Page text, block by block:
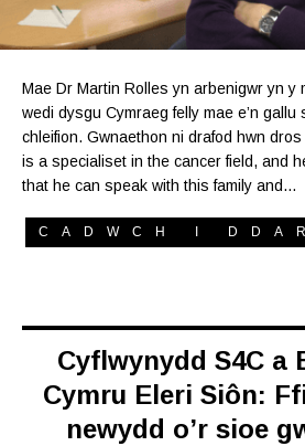
Mae Dr Martin Rolles yn arbenigwr yn y
wedi dysgu Cymraeg felly mae e’n gallu
chleifion. Gwnaethon ni drafod hwn
is a specialiset in the cancer field, and
that he can speak with this family and…
CADWCH I
Cyflwynydd S4C a
Cymru Eleri Siôn:
newydd o’r sioe